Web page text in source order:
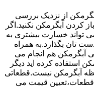
از نزدیک بررسی
کردن آبگرمکن نکنید.اگر
تواند خسارت بیشتری به
تان بگذارد.به همراه
آبگرمکن هم انجام می
استفاده کرده اید دیگر
آبگرمکن نیست.قطعاتی
قطعات،تعیین قیمت می